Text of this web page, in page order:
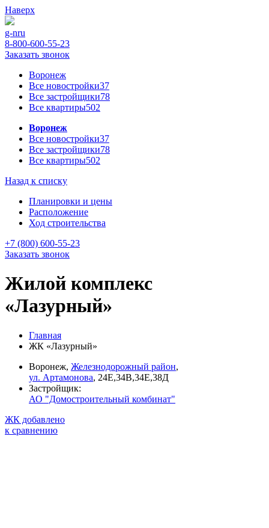
Наверх
g-nru
8-800-600-55-23
Заказать звонок
Воронеж
Все новостройки37
Все застройщики78
Все квартиры502
Воронеж
Все новостройки37
Все застройщики78
Все квартиры502
Назад к списку
Планировки и цены
Расположение
Ход строительства
+7 (800) 600-55-23
Заказать звонок
Жилой комплекс
«Лазурный»
Главная
ЖК «Лазурный»
Воронеж, Железнодорожный район,
ул. Артамонова, 24Е,34В,34Е,38Д
Застройщик:
АО "Домостроительный комбинат"
ЖК добавлено
к сравнению